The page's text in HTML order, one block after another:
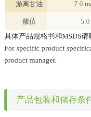
游离甘油 7.0
酸值 5.0
具体产品规格书和MSDS请
For specific product
product manager.
产品包装和储存条